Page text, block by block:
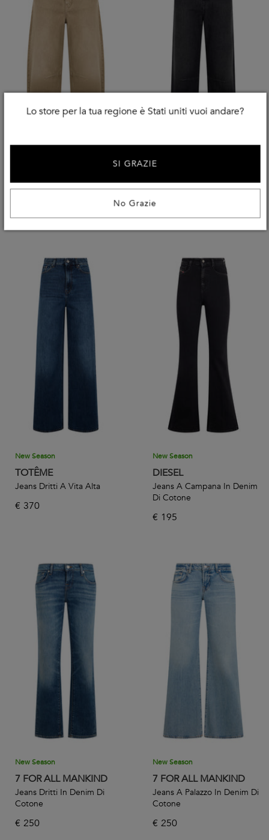
Jeans Con Gamba Larga
New Season
Jeans A Gamba Larga
New Season
TOTÊME
Jeans Dritti A Vita Alta
€ 370
New Season
DIESEL
Jeans A Campana In Denim
Di Cotone
€ 195
New Season
7 FOR ALL MANKIND
Jeans Dritti In Denim Di
Cotone
€ 250
New Season
7 FOR ALL MANKIND
Jeans A Palazzo In Denim Di
Cotone
€ 250
Lo store per la tua regione è Stati uniti vuoi andare?
No Grazie
SI GRAZIE